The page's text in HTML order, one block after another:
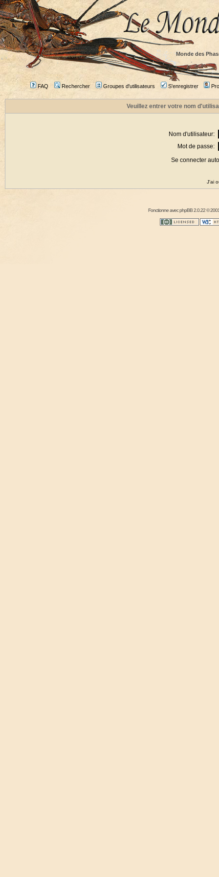
Monde des
FAQ Rechercher Groupes d'utilisateurs S'enregistrer
Veuillez entrer votre nom
Nom d'utilisateur:
Mot de passe:
Se connecter
J'ai
Fonctionne avecphpBB2.0.22 ©